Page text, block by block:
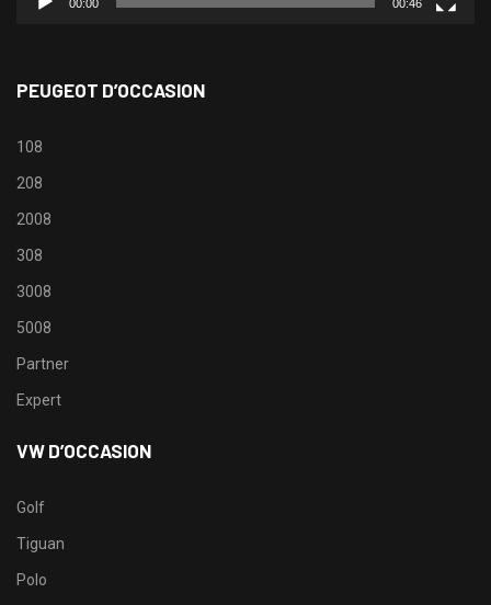
00:00 00:46
PEUGEOT D’OCCASION
108
208
2008
308
3008
5008
Partner
Expert
VW D’OCCASION
Golf
Tiguan
Polo